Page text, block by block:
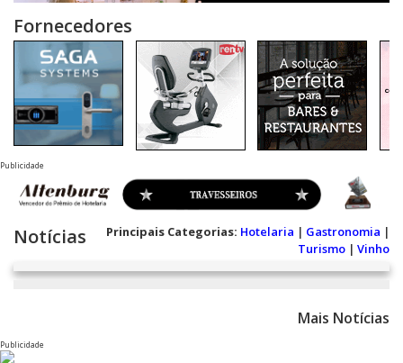
Fornecedores
Publicidade
Notícias Principais Categorias: Hotelaria | Gastronomia |
Turismo | Vinho
Mais Notícias
Publicidade